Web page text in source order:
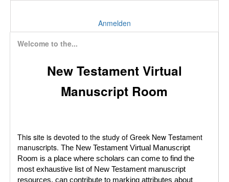
Anmelden
Welcome to the...
New Testament Virtual
Manuscript Room
This site is devoted to the study of Greek New Testament
manuscripts. The New Testament Virtual Manuscript
Room is a place where scholars can come to find the
most exhaustive list of New Testament manuscript
resources, can contribute to marking attributes about